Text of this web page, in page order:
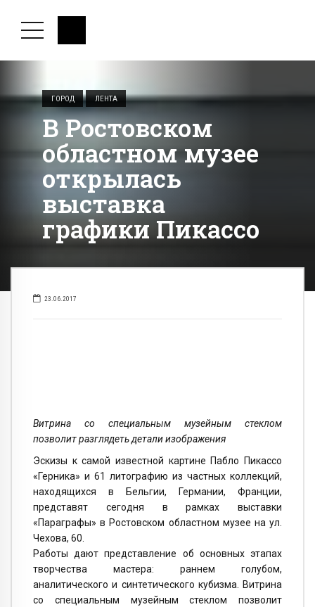
ГОРОД ЛЕНТА
В Ростовском
областном музее
открылась
выставка
графики Пикассо
23.06.2017
Витрина со специальным музейным стеклом
позволит разглядеть детали изображения
Эскизы к самой известной картине Пабло Пикассо
«Герника» и 61 литографию из частных коллекций,
находящихся в Бельгии, Германии, Франции,
представят сегодня в рамках выставки
«Параграфы» в Ростовском областном музее на ул.
Чехова, 60.
Работы дают представление об основных этапах
творчества мастера: раннем голубом,
аналитического и синтетического кубизма. Витрина
со специальным музейным стеклом позволит